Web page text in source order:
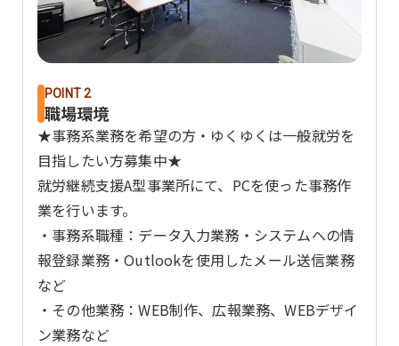
POINT 2
職場環境
★事務系業務を希望の方・ゆくゆくは一般就労を
目指したい方募集中★
就労継続支援A型事業所にて、PCを使った事務作
業を行います。
・事務系職種：データ入力業務・システムへの情
報登録業務・Outlookを使用したメール送信業務
など
・その他業務：WEB制作、広報業務、WEBデザイ
ン業務など